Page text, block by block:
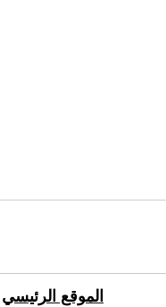
الموقع الرئيسي